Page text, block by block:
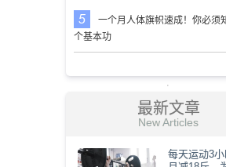
一个月人体旗帜速成！你必须
个基本功
最新文章
New Articles
每天运动3